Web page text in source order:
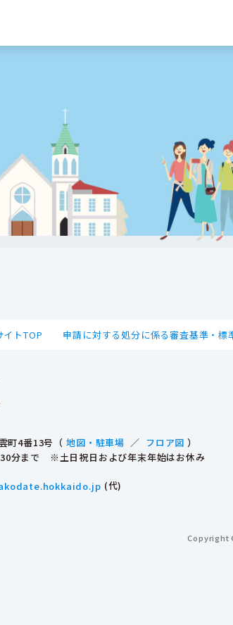
トTOP 申請に対する処分に係る審査基準・標
町4番13号（ 地図・駐車場 ／ フロア図 ）
分まで ※土日祝日および年末年始はお休み
(代)
Copyright